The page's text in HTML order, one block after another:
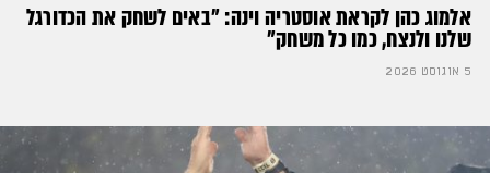
אלמוג כהן לקראת אוסטריה וינה: ״באים לשחק את הכדורגל
שלנו ולנצח, כמו כל משחק״
5 אוגוסט 2026